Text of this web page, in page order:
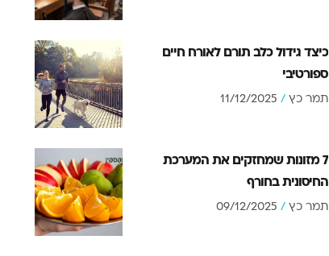
כיצד גידול כלב תורם לאורח חיים
ספורטיבי
תמר כץ
7 מזונות שמחזקים את המערכת
החיסונית בחורף
תמר כץ